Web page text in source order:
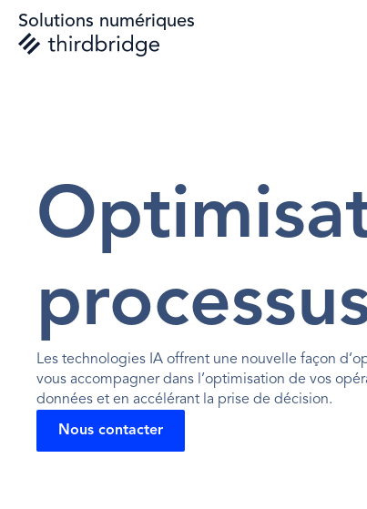
Solutions numériques
Les technologies IA offrent une nouvelle façon
vous accompagner dans l’optimisation de vos
données et en accélérant la prise de décision.
Nous contacter